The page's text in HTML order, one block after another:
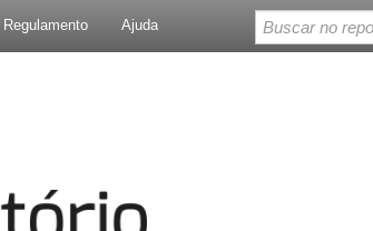
Regulamento Ajuda